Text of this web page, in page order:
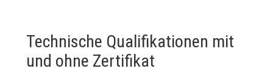
Technische Qualifikationen mit
und ohne Zertifikat